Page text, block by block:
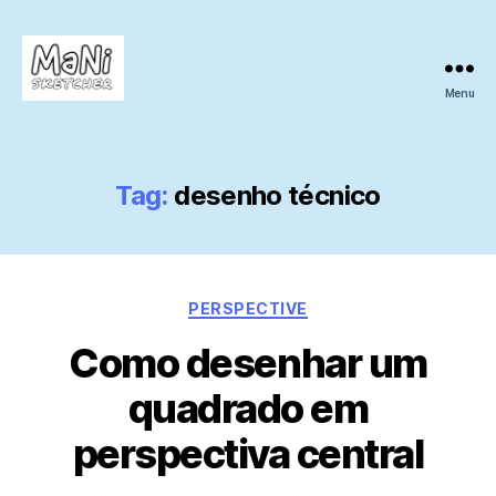
Menu
Tag: desenho técnico
Categories
PERSPECTIVE
Como desenhar um
quadrado em
perspectiva central